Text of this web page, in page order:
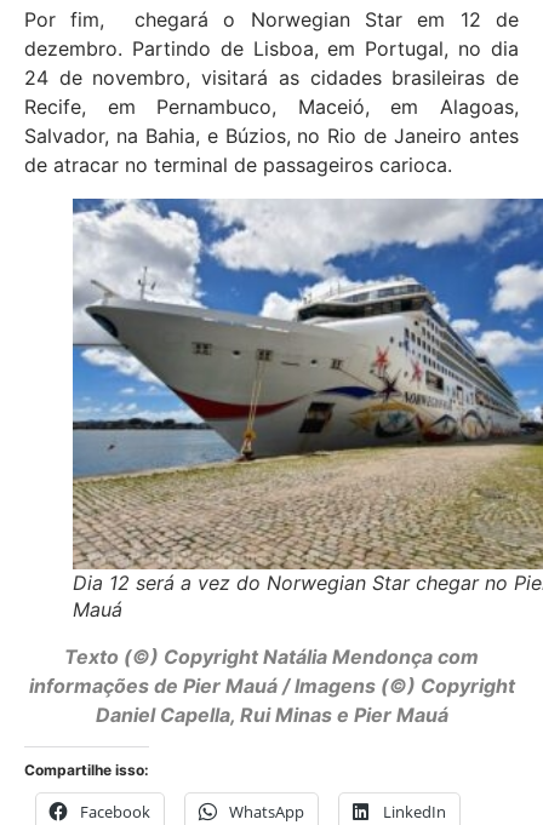
Por fim, chegará o Norwegian Star em 12 de
dezembro. Partindo de Lisboa, em Portugal, no dia
24 de novembro, visitará as cidades brasileiras de
Recife, em Pernambuco, Maceió, em Alagoas,
Salvador, na Bahia, e Búzios, no Rio de Janeiro antes
de atracar no terminal de passageiros carioca.
Dia 12 será a vez do Norwegian Star chegar no
Mauá
Texto (©) Copyright Natália Mendonça com
informações de Pier Mauá / Imagens (©) Copyright
Daniel Capella, Rui Minas e Pier Mauá
Compartilhe isso:
Facebook WhatsApp LinkedIn